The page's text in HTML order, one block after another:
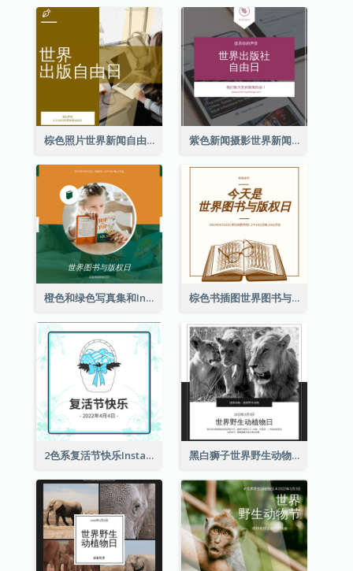
棕色照片世界新闻自由日Instagram帖子 紫色新闻摄影世界新闻自由日Instagram帖子
橙色和绿色写真集和Instagram版权日 棕色书插图世界图书与版权日Instagram帖子
2色系复活节快乐Instagram帖子 黑白狮子世界野生动物日Instagram帖子